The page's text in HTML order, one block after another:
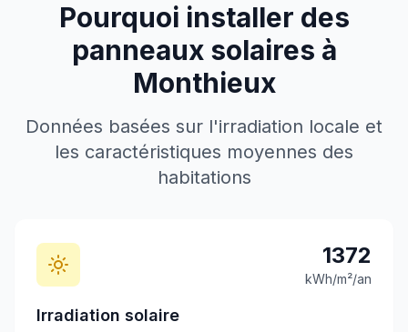
Pourquoi installer des
panneaux solaires à
Monthieux
Données basées sur l'irradiation locale et
les caractéristiques moyennes des
habitations
1372
kWh/m²/an
Irradiation solaire